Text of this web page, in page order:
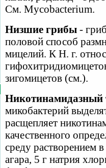
См. Mycobacterium.
Низшие грибы -
половой способ
мицелий. К Н. г.
зигомицетов (см.).
Никотинамидазный
микобактерий
расщепляет
качественного
среду растворением
агара, 5 г натрия